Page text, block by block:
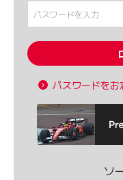
パスワードをお
ソ